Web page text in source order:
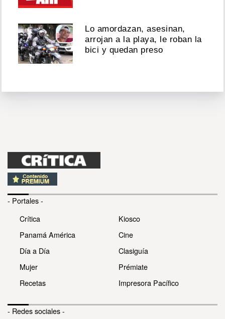
Lo amordazan, asesinan,
arrojan a la playa, le roban la
bici y quedan preso
- Portales -
Crítica
Panamá América
Día a Día
Mujer
Recetas
Kiosco
Cine
Clasiguía
Prémiate
Impresora Pacífico
- Redes sociales -